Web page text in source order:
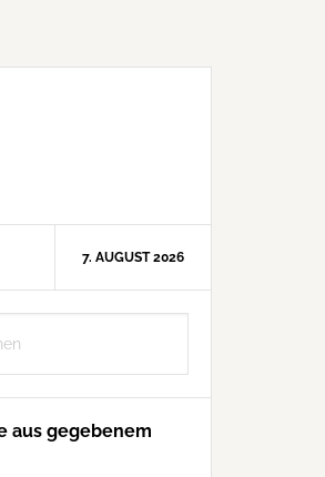
7. AUGUST 2026
aus gegebenem